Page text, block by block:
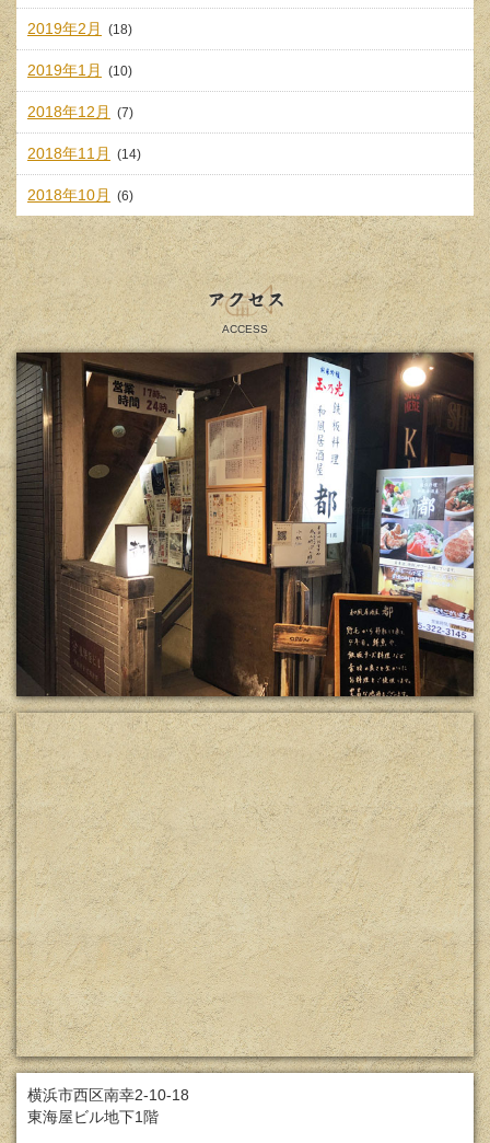
2019年2月 (18)
2019年1月 (10)
2018年12月 (7)
2018年11月 (14)
2018年10月 (6)
アクセス
ACCESS
横浜市西区南幸2-10-18
東海屋ビル地下1階